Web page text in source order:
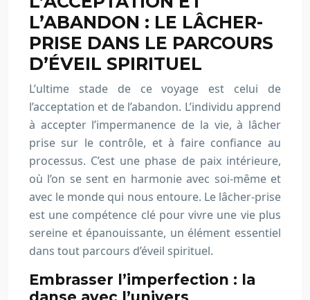
L’ABANDON : LE LÂCHER-
PRISE DANS LE PARCOURS
D’ÉVEIL SPIRITUEL
L’ultime stade de ce voyage est celui de
l’acceptation et de l’abandon. L’individu apprend
à accepter l’impermanence de la vie, à lâcher
prise sur le contrôle, et à faire confiance au
processus. C’est une phase de paix intérieure,
où l’on se sent en harmonie avec soi-même et
avec le monde qui nous entoure. Le lâcher-prise
est une compétence clé pour vivre une vie plus
sereine et épanouissante, un élément essentiel
dans tout parcours d’éveil spirituel.
Embrasser l’imperfection : la